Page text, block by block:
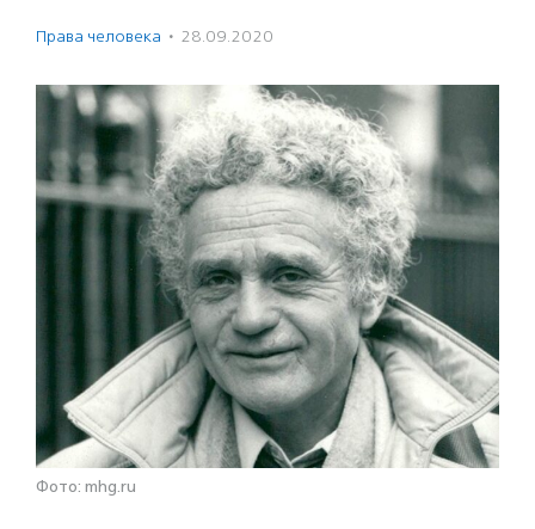
Права человека · 28.09.2020
Фото: mhg.ru